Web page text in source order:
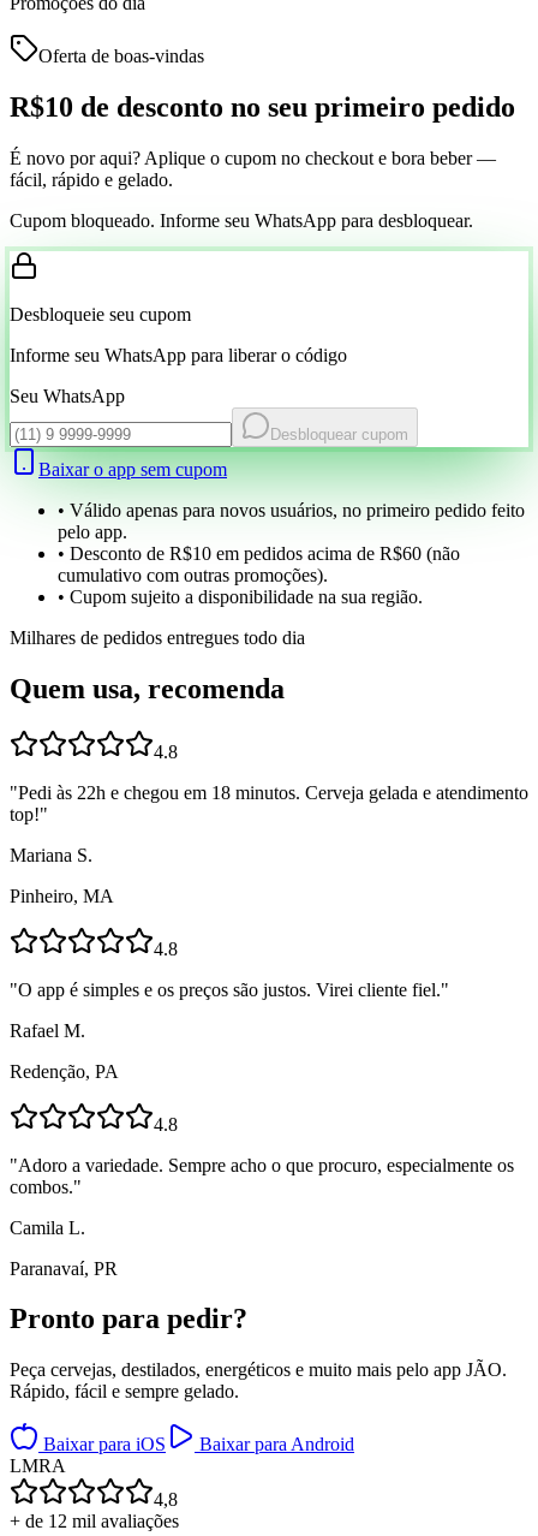
Oferta de boas-vindas
R$10 de desconto no seu primeiro pedido
É novo por aqui? Aplique o cupom no checkout e bora beber —
fácil, rápido e gelado.
Cupom bloqueado. Informe seu WhatsApp para desbloquear.
Desbloqueie seu cupom
Informe seu WhatsApp para liberar o código
Seu WhatsApp
Desbloquear cupom
Baixar o app sem cupom
• Válido apenas para novos usuários, no primeiro pedido feito
pelo app.
• Desconto de R$10 em pedidos acima de R$60 (não
cumulativo com outras promoções).
• Cupom sujeito a disponibilidade na sua região.
Milhares de pedidos entregues todo dia
Quem usa, recomenda
4.8
"Pedi às 22h e chegou em 18 minutos. Cerveja gelada e atendimento
top!"
Mariana S.
Pinheiro, MA
4.8
"O app é simples e os preços são justos. Virei cliente fiel."
Rafael M.
Redenção, PA
4.8
"Adoro a variedade. Sempre acho o que procuro, especialmente os
combos."
Camila L.
Paranavaí, PR
Pronto para pedir?
Peça cervejas, destilados, energéticos e muito mais pelo app JÃO.
Rápido, fácil e sempre gelado.
Baixar para iOS
Baixar para Android
LMRA
4,8
+ de 12 mil avaliações